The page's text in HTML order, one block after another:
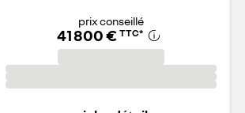
prix conseillé
41 800 € TTC*